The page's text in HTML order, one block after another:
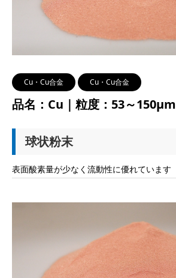
Cu・Cu合金 Cu・Cu合金
品名：Cu｜粒度：53～150μm
球状粉末
表面酸素量が少なく流動性に優れています